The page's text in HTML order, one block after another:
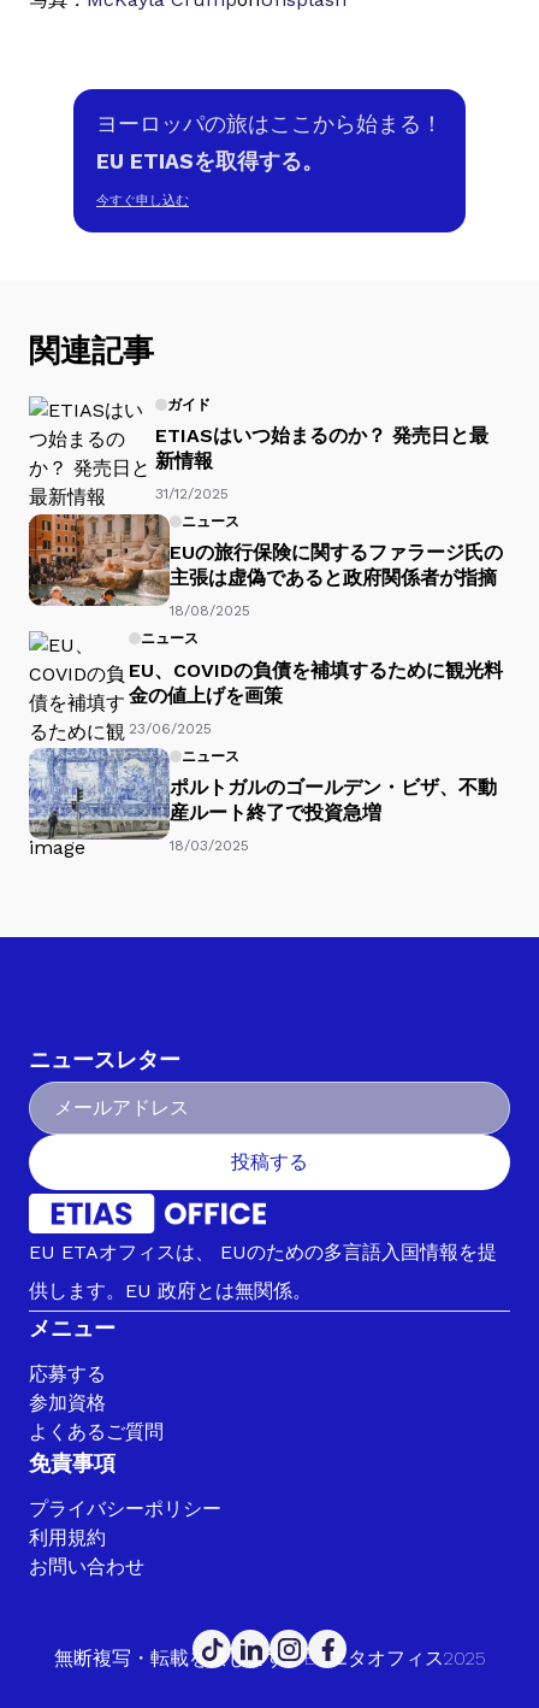
ヨーロッパの旅はここから始まる！
EU ETIASを取得する。
今すぐ申し込む
関連記事
ガイド
ETIASはいつ始まるのか？ 発売日と最
新情報
31/12/2025
ニュース
EUの旅行保険に関するファラージ氏の
主張は虚偽であると政府関係者が指摘
18/08/2025
ニュース
EU、COVIDの負債を補填するために観光料
金の値上げを画策
23/06/2025
ニュース
ポルトガルのゴールデン・ビザ、不動
産ルート終了で投資急増
18/03/2025
ニュースレター
投稿する
EU ETAオフィスは、 EUのための多言語入国情報を提
供します。EU 政府とは無関係。
メニュー
応募する
参加資格
よくあるご質問
免責事項
プライバシーポリシー
利用規約
お問い合わせ
無断複写・転載を禁じます。EUエタオフィス2025